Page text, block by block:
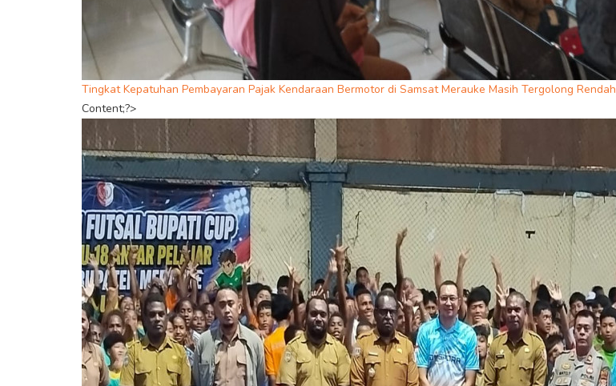
Tingkat Kepatuhan Pembayaran Pajak Kendaraan Bermotor di Samsat Merauke Masih Tergolong Rendah
Content;?>